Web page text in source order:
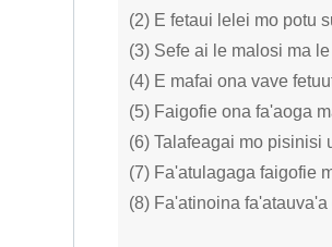
(2) E fetaui lelei mo potu
(3) Sefe ai le malosi ma
(4) E mafai ona vave
(5) Faigofie ona fa'aoga
(6) Talafeagai mo pisinisi
(7) Fa'atulagaga faigofie
(8) Fa'atinoina